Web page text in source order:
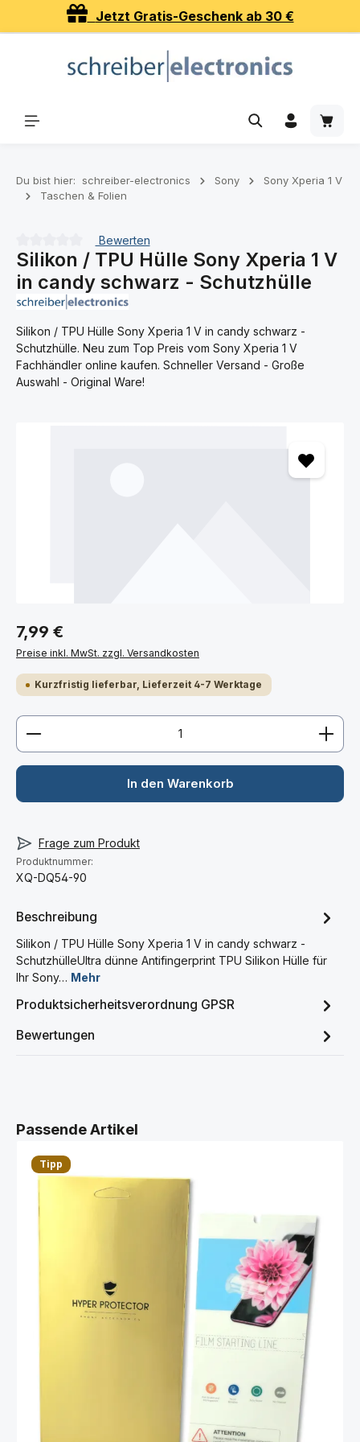
Zum Hauptinhalt springenJetzt Gratis-Geschenk ab 30 €
Du bist hier: schreiber-electronics Sony
Sony Xperia 1 V
Taschen & Folien
Durchschnittliche Bewertung von 0 von 5 Sternen
Bewerten
Silikon / TPU Hülle Sony Xperia 1 V
in candy schwarz - Schutzhülle
Silikon / TPU Hülle Sony Xperia 1 V in candy schwarz -
Schutzhülle. Neu zum Top Preis vom Sony Xperia 1 V
Fachhändler online kaufen. Schneller Versand - Große
Auswahl - Original Ware!
7,99 €
Preise inkl. MwSt. zzgl. Versandkosten
Kurzfristig lieferbar, Lieferzeit 4-7 Werktage
Produkt Anzahl: Gib den gewünschten Wert ein
In den Warenkorb
Frage zum Produkt
Produktnummer:
XQ-DQ54-90
Beschreibung
Silikon / TPU Hülle Sony Xperia 1 V in candy schwarz -
SchutzhülleUltra dünne Antifingerprint TPU Silikon Hülle für
Ihr Sony… Mehr
Produktsicherheitsverordnung GPSR
Bewertungen
Produktgalerie überspringen
Passende Artikel
Tipp